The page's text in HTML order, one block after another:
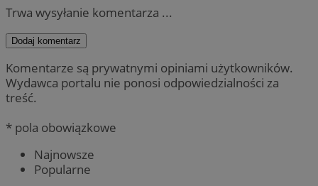
Trwa wysyłanie komentarza ...
Dodaj komentarz
Komentarze są prywatnymi opiniami użytkowników.
Wydawca portalu nie ponosi odpowiedzialności za
treść.
* pola obowiązkowe
Najnowsze
Popularne